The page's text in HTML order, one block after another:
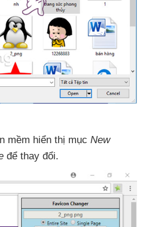
mềm hiển thị mục New
để thay đổi.